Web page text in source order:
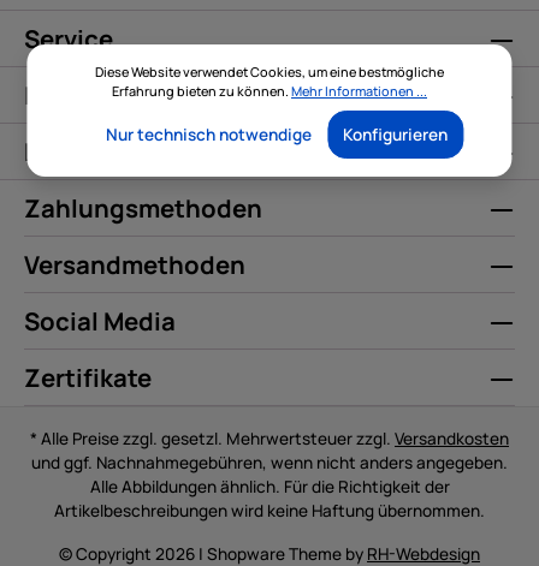
Service
Informationen
Kontakt
Zahlungsmethoden
Versandmethoden
Social Media
Zertifikate
* Alle Preise zzgl. gesetzl. Mehrwertsteuer zzgl. Versandkosten
und ggf. Nachnahmegebühren, wenn nicht anders angegeben.
Alle Abbildungen ähnlich. Für die Richtigkeit der
Artikelbeschreibungen wird keine Haftung übernommen.
© Copyright 2026 | Shopware Theme by RH-Webdesign
Diese Website verwendet Cookies, um eine bestmögliche
Erfahrung bieten zu können. Mehr Informationen ...
Nur technisch notwendige Konfigurieren